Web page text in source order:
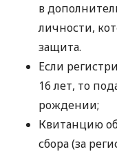
в
личности,
защита.
Если
16 лет, то
рождении;
Квитанцию
сбора (за